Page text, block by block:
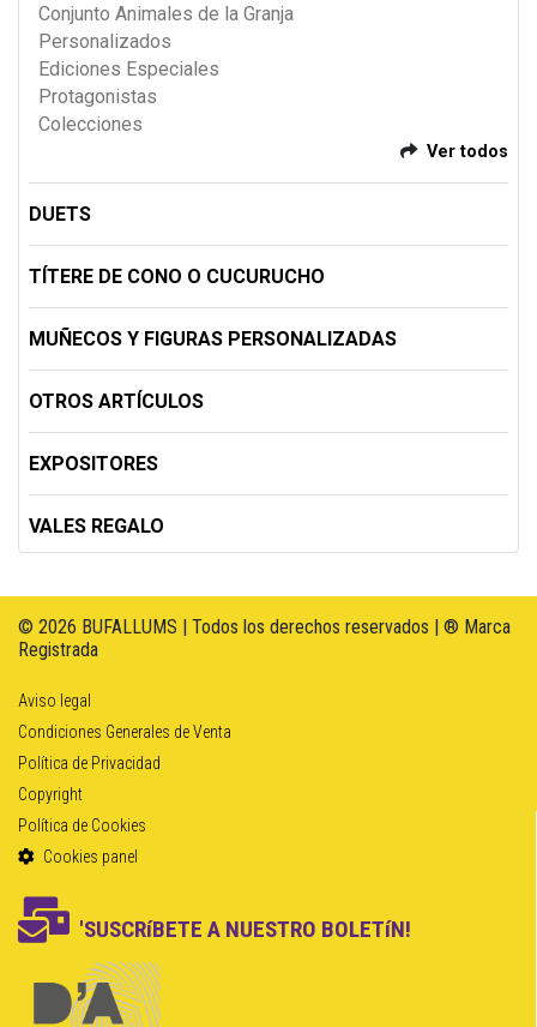
Conjunto Animales de la Granja
Personalizados
Ediciones Especiales
Protagonistas
Colecciones
Ver todos
DUETS
TÍTERE DE CONO O CUCURUCHO
MUÑECOS Y FIGURAS PERSONALIZADAS
OTROS ARTÍCULOS
EXPOSITORES
VALES REGALO
© 2026 BUFALLUMS | Todos los derechos reservados | ® Marca
Registrada
Aviso legal
Condiciones Generales de Venta
Política de Privacidad
Copyright
Política de Cookies
Cookies panel
'SUSCRíBETE A NUESTRO BOLETíN!